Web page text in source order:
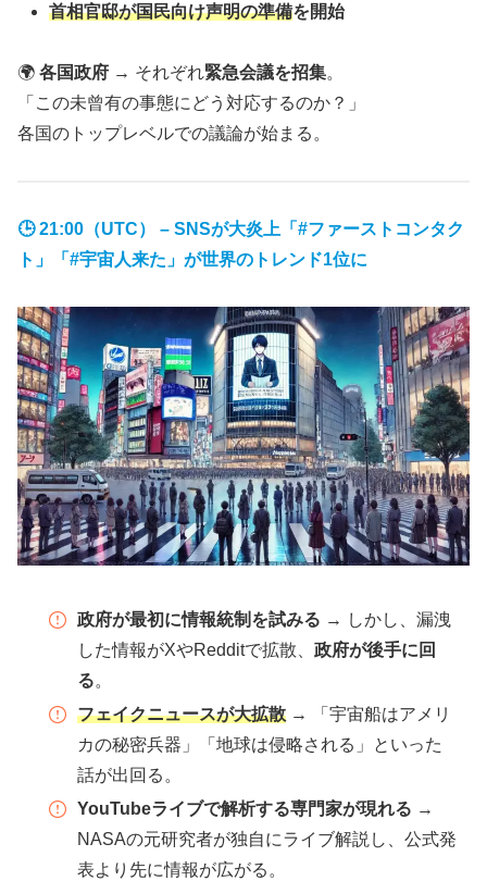
首相官邸が国民向け声明の準備を開始
🌍 各国政府 → それぞれ緊急会議を招集。
「この未曾有の事態にどう対応するのか？」
各国のトップレベルでの議論が始まる。
🕒 21:00（UTC） – SNSが大炎上「#ファーストコンタク
ト」「#宇宙人来た」が世界のトレンド1位に
政府が最初に情報統制を試みる → しかし、漏洩
した情報がXやRedditで拡散、 政府が後手に回
る。
フェイクニュースが大拡散→ 「宇宙船はアメリ
カの秘密兵器」「地球は侵略される」といった
話が出回る。
YouTubeライブで解析する専門家が現れる →
NASAの元研究者が独自にライブ解説し、公式発
表より先に情報が広がる。